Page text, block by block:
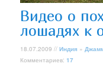
Видео о
лошадях к
18.07.2009 //Индия »
Комментариев:17